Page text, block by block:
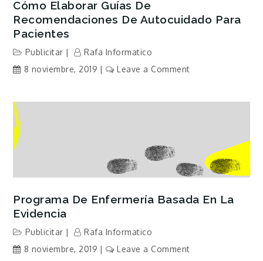
Cómo Elaborar Guías De
Recomendaciones De Autocuidado Para
Pacientes
Publicitar
Rafa Informatico
8 noviembre, 2019
Leave a Commenton
Autocuidado
Pacientes
Programa De Enfermería Basada En La
Evidencia
Publicitar
Rafa Informatico
8 noviembre, 2019
Leave a Commenton